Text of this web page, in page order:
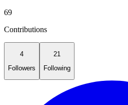
69
Contributions
4
Followers
21
Following